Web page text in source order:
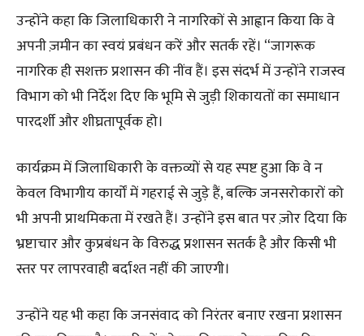
उन्होंने कहा कि जिलाधिकारी ने नागरिकों से आह्वान किया कि वे
अपनी ज़मीन का स्वयं प्रबंधन करें और सतर्क रहें। “जागरूक
नागरिक ही सशक्त प्रशासन की नींव हैं। इस संदर्भ में उन्होंने राजस्व
विभाग को भी निर्देश दिए कि भूमि से जुड़ी शिकायतों का समाधान
पारदर्शी और शीघ्रतापूर्वक हो।
कार्यक्रम में जिलाधिकारी के वक्तव्यों से यह स्पष्ट हुआ कि वे न
केवल विभागीय कार्यों में गहराई से जुड़े हैं, बल्कि जनसरोकारों को
भी अपनी प्राथमिकता में रखते हैं। उन्होंने इस बात पर ज़ोर दिया कि
भ्रष्टाचार और कुप्रबंधन के विरुद्ध प्रशासन सतर्क है और किसी भी
स्तर पर लापरवाही बर्दाश्त नहीं की जाएगी।
उन्होंने यह भी कहा कि जनसंवाद को निरंतर बनाए रखना प्रशासन